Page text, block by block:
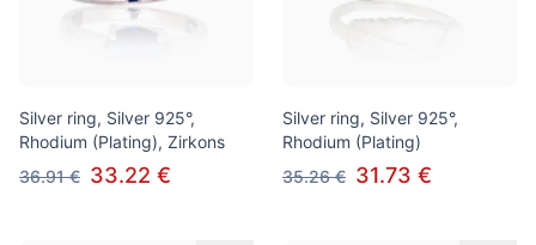
Silver ring, Silver 925°,
Rhodium (Plating), Zirkons
36.91 € 33.22 €
Silver ring, Silver 925°,
Rhodium (Plating)
35.26 € 31.73 €